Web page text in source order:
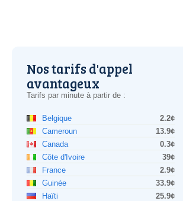
Nos tarifs d'appel
avantageux
Tarifs par minute à partir de :
Belgique
2.2¢
Cameroun
13.9¢
Canada
0.3¢
Côte d'Ivoire
39¢
France
2.9¢
Guinée
33.9¢
Haïti
25.9¢